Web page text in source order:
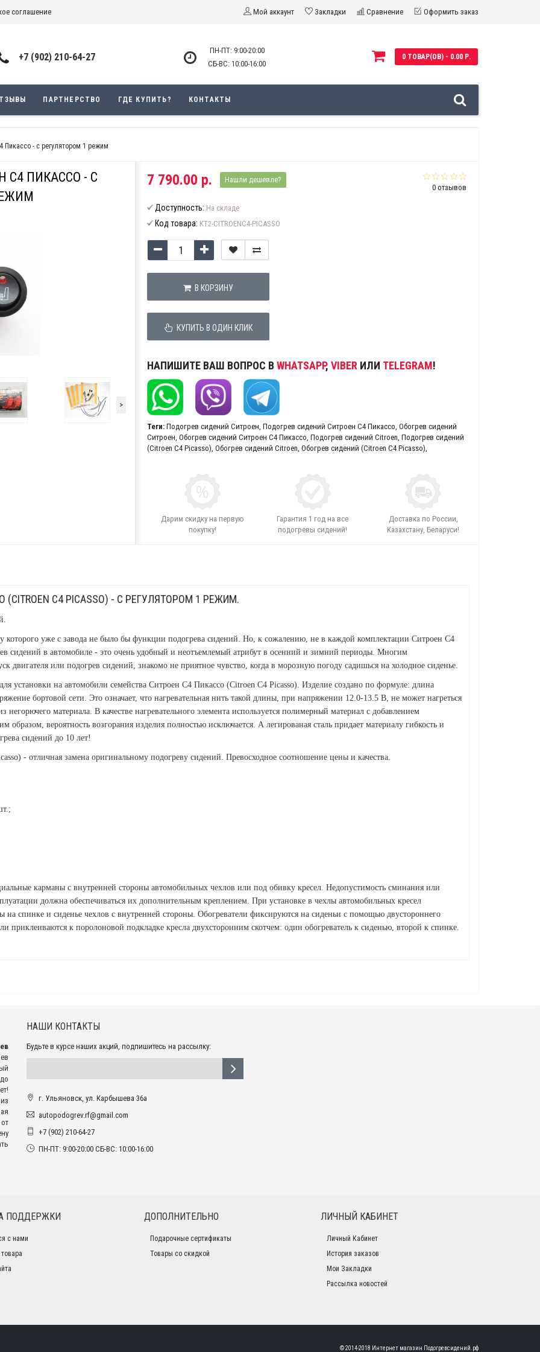
соглашение Мой аккаунт Закладки Сравнение Оформить заказ
+7 (902) 210-64-27
ПН-ПТ: 9:00-20:00
СБ-ВС: 10:00-16:00
0 ТОВАР(ОВ) - 0.00 Р.
ПАРТНЕРСТВО ГДЕ КУПИТЬ? КОНТАКТЫ
Пикассо - с регулятором 1 режим
С4 ПИКАССО - С
>
0 отзывов
7 790.00 р. Нашли дешевле?
Доступность: На складе
Код товара: KT2-CITROENC4-PICASSO
В КОРЗИНУ
КУПИТЬ В ОДИН КЛИК
НАПИШИТЕ ВАШ ВОПРОС В WHATSAPP, VIBER ИЛИ TELEGRAM!
Теги: Подогрев сидений Ситроен Подогрев сидений Ситроен С4 Пикассо Обогрев сидений
Ситроен Обогрев сидений Ситроен С4 Пикассо Подогрев сидений Citroen Подогрев сидений
(Citroen C4 Picasso) Обогрев сидений Citroen Обогрев сидений (Citroen C4 Picasso)
Дарим скидку на первую
покупку!
Гарантия 1 год на все
подогревы сидений!
Доставка по России,
Казахстану, Беларуси!
C4 PICASSO) - С РЕГУЛЯТОРОМ 1 РЕЖИМ.
которого уже с завода не было бы функции подогрева сидений. Но, к сожалению, не в каждой комплектации Ситроен С4
сидений в автомобиле - это очень удобный и неотъемлемый атрибут в осенний и зимний периоды. Многим
двигателя или подогрев сидений, знакомо не приятное чувство, когда в морозную погоду садишься на холодное сиденье.
установки на автомобили семейства Ситроен С4 Пикассо (Citroen C4 Picasso). Изделие создано по формуле: длина
бортовой сети. Это означает, что нагревательная нить такой длины, при напряжении 12.0-13.5 В, не может нагреться
негорючего материала. В качестве нагревательного элемента используется полимерный материал с добавлением
образом, вероятность возгорания изделия полностью исключается. А легированая сталь придает материалу гибкость и
сидений до 10 лет!
- отличная замена оригинальному подогреву сидений. Превосходное соотношение цены и качества.
карманы с внутренней стороны автомобильных чехлов или под обивку кресел. Недопустимость сминания или
должна обеспечиваться их дополнительным креплением. При установке в чехлы автомобильных кресел
на спинке и сиденье чехлов с внутренней стороны. Обогреватели фиксируются на сиденьи с помощью двустороннего
приклеиваются к поролоновой подкладке кресла двухсторонним скотчем: один обогреватель к сиденью, второй к спинке.
НАШИ КОНТАКТЫ
Будьте в курсе наших акций, подпишитесь на рассылку:
г. Ульяновск, ул. Карбышева 36а
autopodogrev.rf@gmail.com
+7 (902) 210-64-27
ПН-ПТ: 9:00-20:00 СБ-ВС: 10:00-16:00
ПОДДЕРЖКИ
с нами
ДОПОЛНИТЕЛЬНО
Подарочные сертификаты
Товары со скидкой
ЛИЧНЫЙ КАБИНЕТ
Личный Кабинет
История заказов
Мои Закладки
Рассылка новостей
© 2014-2018 Интернет магазин Подогревсидений.рф